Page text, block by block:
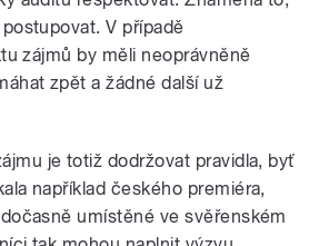
V případě
zájmů by měli neoprávněně
zpět a žádné další už
je totiž dodržovat pravidla, byť
například českého premiéra,
umístěné ve svěřenském